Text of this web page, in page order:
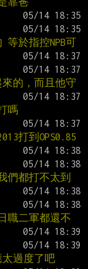
等於指控NPB可
的，而且他守
嗎
打到OPS0.85
們都打不太到
職二軍都還不
過度了吧